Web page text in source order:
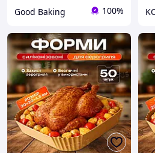
Good Baking 100%